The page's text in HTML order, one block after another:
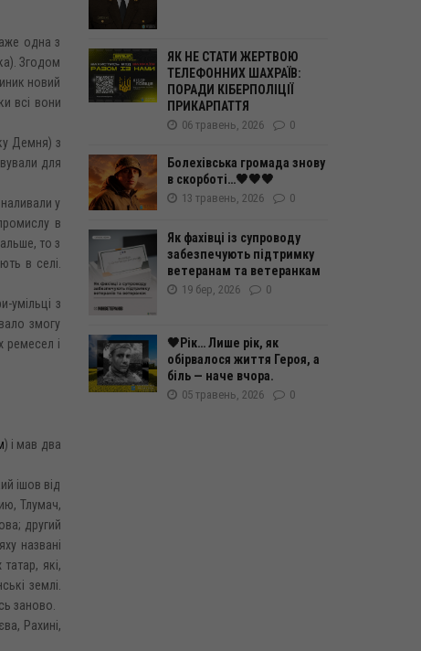
одна з
Згодом
новий
всі вони
Демня) з
для
у
в
то з
в селі.
умільці з
змогу
ремесел і
) і мав два
ішов від
Тлумач,
другий
названі
які,
землі.
заново.
Рахині,
ЯК НЕ СТАТИ ЖЕРТВОЮ
ТЕЛЕФОННИХ ШАХРАЇВ:
ПОРАДИ КІБЕРПОЛІЦІЇ
ПРИКАРПАТТЯ
06 травень, 2026 0
Болехівська громада знову
в скорботі…🖤🖤🖤
13 травень, 2026 0
Як фахівці із супроводу
забезпечують підтримку
ветеранам та ветеранкам
19 бер, 2026 0
🖤Рік… Лише рік, як
обірвалося життя Героя, а
біль — наче вчора.
05 травень, 2026 0